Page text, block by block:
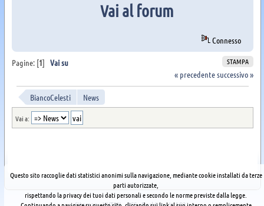
Vai al forum
Connesso
STAMPA
Pagine: [1] Vai su
« precedentesuccessivo »
BiancoCelesti News
Vai a:
Questo sito raccoglie dati statistici anonimi sulla navigazione, mediante cookie installati da terze
parti autorizzate,
rispettando la privacy dei tuoi dati personali e secondo le norme previste dalla legge.